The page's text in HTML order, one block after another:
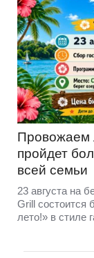
Провожаем
пройдет
всей семьи
23 августа на
Grill состоится
лето!» в стиле